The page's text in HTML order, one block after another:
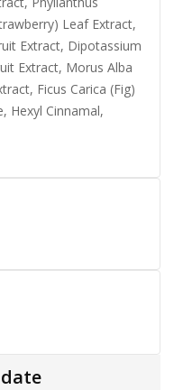
Leaf Extract,
Extract, Dipotassium
Extract, Morus Alba
Ficus Carica (Fig)
Hexyl Cinnamal,